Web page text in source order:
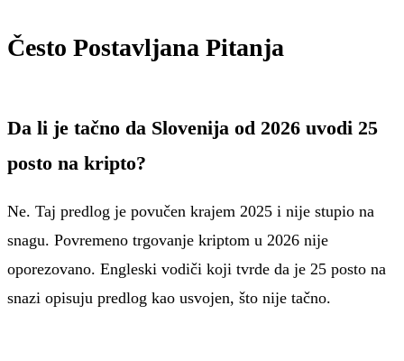
Često Postavljana Pitanja
Da li je tačno da Slovenija od 2026 uvodi 25
posto na kripto?
Ne. Taj predlog je povučen krajem 2025 i nije stupio na
snagu. Povremeno trgovanje kriptom u 2026 nije
oporezovano. Engleski vodiči koji tvrde da je 25 posto na
snazi opisuju predlog kao usvojen, što nije tačno.